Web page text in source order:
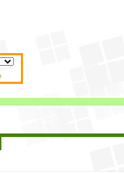
by
Translate